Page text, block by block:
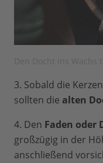
3. Sobald die
sollten die alten
4. Den Faden oder
großzügig in der
anschließend